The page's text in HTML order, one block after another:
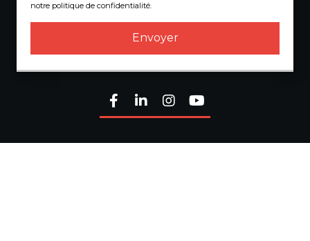
notre politique de confidentialité.
Envoyer